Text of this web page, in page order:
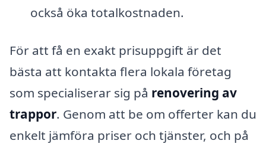
också öka totalkostnaden.
För att få en exakt prisuppgift är det
bästa att kontakta flera lokala företag
som specialiserar sig på renovering av
trappor. Genom att be om offerter kan du
enkelt jämföra priser och tjänster, och på